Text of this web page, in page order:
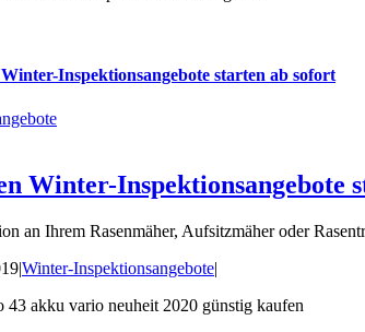
Inspektionsangebote starten ab sofort
Winter-Inspektionsangebote
an Ihrem Rasenmäher, Aufsitzmäher oder
|Winter-Inspektionsangebote|